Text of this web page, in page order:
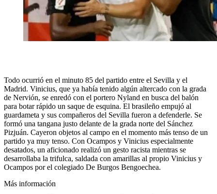
Todo ocurrió en el minuto 85 del partido entre el Sevilla y el
Madrid. Vinicius, que ya había tenido algún altercado con la grada
de Nervión, se enredó con el portero Nyland en busca del balón
para botar rápido un saque de esquina. El brasileño empujó al
guardameta y sus compañeros del Sevilla fueron a defenderle. Se
formó una tangana justo delante de la grada norte del Sánchez
Pizjuán. Cayeron objetos al campo en el momento más tenso de un
partido ya muy tenso. Con Ocampos y Vinicius especialmente
desatados, un aficionado realizó un gesto racista mientras se
desarrollaba la trifulca, saldada con amarillas al propio Vinicius y
Ocampos por el colegiado De Burgos Bengoechea.
Más información